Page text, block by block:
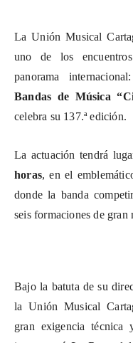
La Unión Musical
uno de los
panorama
Bandas de Música
celebra su 137.ª edición.
La actuación tendrá
horas, en el
donde la banda
seis formaciones de
Bajo la batuta de su
la Unión Musical
gran exigencia técnica